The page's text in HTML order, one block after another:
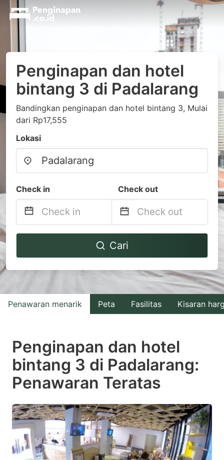
Penginapan dan hotel
bintang 3 di Padalarang
Bandingkan penginapan dan hotel bintang 3, Mulai
dari Rp17,555
Lokasi
Check in Check out
Navigate
to
with
the
select
a
date.
the
question
mark
key
Navigate
to
interact
with
the
select
a
date.
the
question
mark
key
Cari
Penawaran menarik Peta Fasilitas Kisaran
Penginapan dan hotel
bintang 3 di Padalarang:
Penawaran Teratas